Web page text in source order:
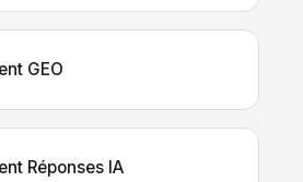
GEO
Réponses IA